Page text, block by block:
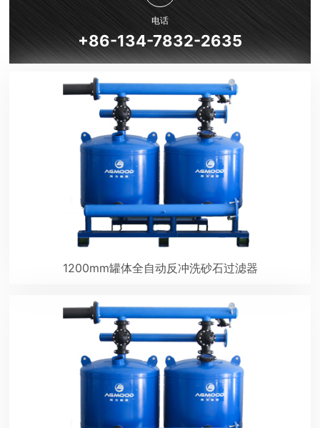
电话
+86-134-7832-2635
1200mm罐体全自动反冲洗砂石过滤器